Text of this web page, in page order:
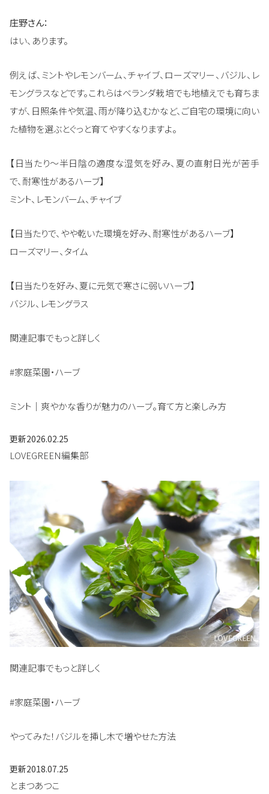
庄野さん：
はい、あります。
例えば、ミントやレモンバーム、チャイブ、ローズマリー、バジル、レ
モングラスなどです。これらはベランダ栽培でも地植えでも育ちま
すが、日照条件や気温、雨が降り込むかなど、ご自宅の環境に向い
た植物を選ぶとぐっと育てやすくなりますよ。
【日当たり〜半日陰の適度な湿気を好み、夏の直射日光が苦手
で、耐寒性があるハーブ】
ミント、レモンバーム、チャイブ
【日当たりで、やや乾いた環境を好み、耐寒性があるハーブ】
ローズマリー、タイム
【日当たりを好み、夏に元気で寒さに弱いハーブ】
バジル、レモングラス
関連記事でもっと詳しく
#家庭菜園・ハーブ
ミント｜爽やかな香りが魅力のハーブ。育て方と楽しみ方
更新2026.02.25
LOVEGREEN編集部
関連記事でもっと詳しく
#家庭菜園・ハーブ
やってみた！バジルを挿し木で増やせた方法
更新2018.07.25
とまつあつこ